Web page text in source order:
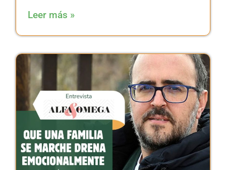
Leer más »